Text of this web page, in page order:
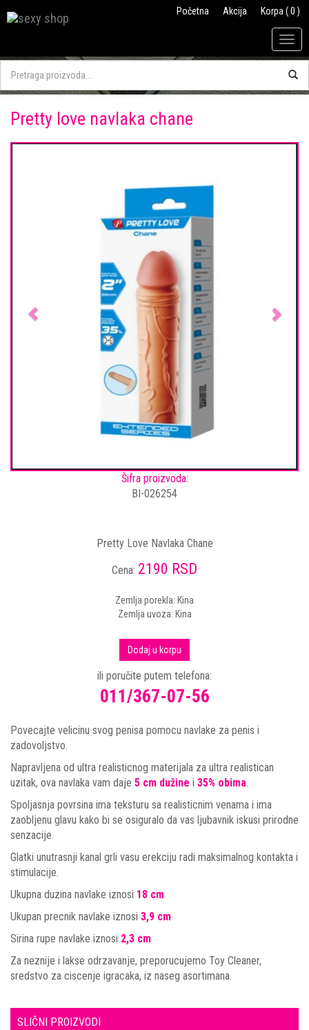
Početna Akcija Korpa ( 0 )
Pretty love navlaka chane
Šifra proizvoda:
BI-026254
Pretty Love Navlaka Chane
Cena: 2190 RSD
Zemlja porekla: Kina
Zemlja uvoza: Kina
Dodaj u korpu
ili poručite putem telefona:
011/367-07-56
Povecajte velicinu svog penisa pomocu navlake za penis i
zadovoljstvo.
Napravljena od ultra realisticnog materijala za ultra realistican
uzitak, ova navlaka vam daje 5 cm dužine i 35% obima.
Spoljasnja povrsina ima teksturu sa realisticnim venama i ima
zaobljenu glavu kako bi se osiguralo da vas ljubavnik iskusi prirodne
senzacije.
Glatki unutrasnji kanal grli vasu erekciju radi maksimalnog kontakta i
stimulacije.
Ukupna duzina navlake iznosi 18 cm
Ukupan precnik navlake iznosi 3,9 cm
Sirina rupe navlake iznosi 2,3 cm
Za neznije i lakse odrzavanje, preporucujemo Toy Cleaner,
sredstvo za ciscenje igracaka, iz naseg asortimana.
SLIČNI PROIZVODI